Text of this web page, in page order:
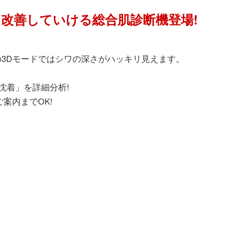
善していける総合肌診断機登場!
モードではシワの深さがハッキリ見えます。
着」を詳細分析!
内までOK!